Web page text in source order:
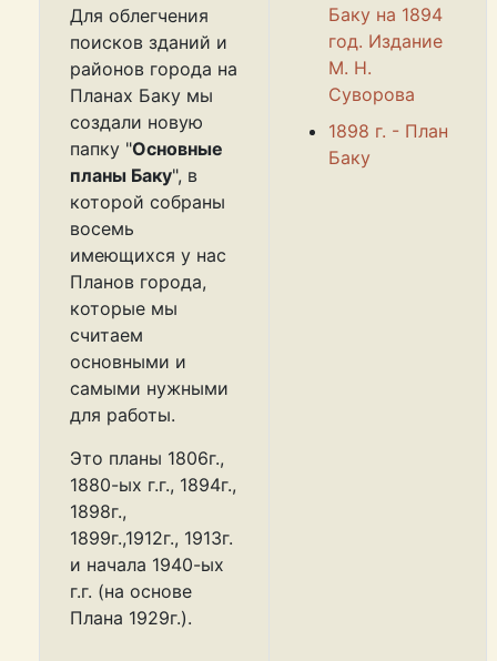
Для облегчения
поисков зданий и
районов города на
Планах Баку мы
создали новую
папку "Основные
планы Баку", в
которой собраны
восемь
имеющихся у нас
Планов города,
которые мы
считаем
основными и
самыми нужными
для работы.
Это планы 1806г.,
1880-ых г.г., 1894г.,
1898г.,
1899г.,1912г., 1913г.
и начала 1940-ых
г.г. (на основе
Плана 1929г.).
Баку на 1894
год. Издание
М. Н.
Суворова
1898 г. - План
Баку